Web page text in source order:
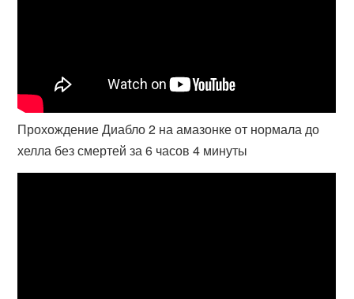
Прохождение Диабло 2 на амазонке от нормала до
хелла без смертей за 6 часов 4 минуты